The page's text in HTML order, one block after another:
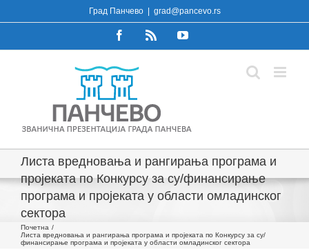
to
Град Панчево grad@pancevo.rs
FacebookRss YouTube
Листa вредновања и рангирања програма и
пројеката по Конкурсу за су/финансирање
програма и пројеката у области омладинског
сектора
Почетна
Листa вредновања и рангирања програма и пројеката по Конкурсу за су/
финансирање програма и пројеката у области омладинског сектора